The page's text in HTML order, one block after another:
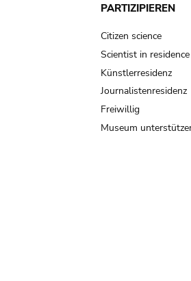
PARTIZIPIEREN
Citizen science
Scientist in residence
Künstlerresidenz
Journalistenresidenz
Freiwillig
Museum